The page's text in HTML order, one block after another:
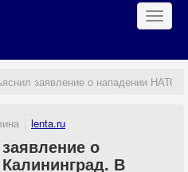
заявление о нападении НАТО
lenta.ru
о
В